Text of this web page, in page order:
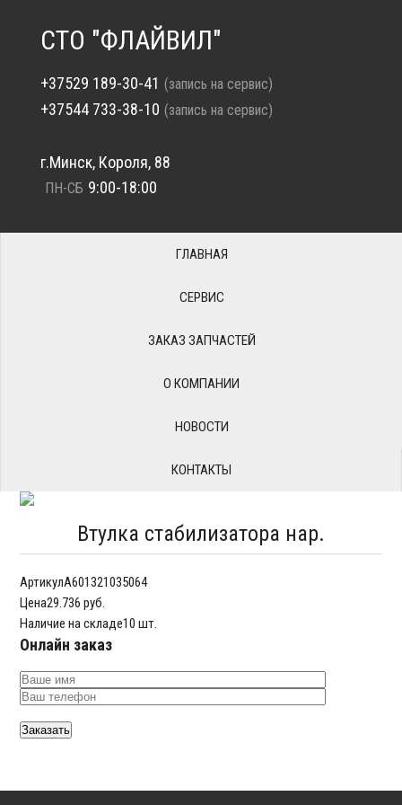
СТО "ФЛАЙВИЛ"
+37529 189-30-41 (запись на сервис)
+37544 733-38-10 (запись на сервис)
г.Минск, Короля, 88
ПН-СБ 9:00-18:00
ГЛАВНАЯ
СЕРВИС
ЗАКАЗ ЗАПЧАСТЕЙ
О КОМПАНИИ
НОВОСТИ
КОНТАКТЫ
Втулка стабилизатора нар.
АртикулA601321035064
Цена29.736 руб.
Наличие на складе10 шт.
Онлайн заказ